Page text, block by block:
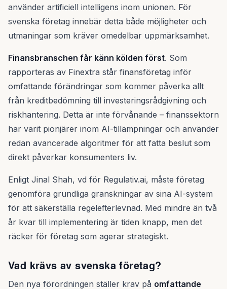
använder artificiell intelligens inom unionen. För
svenska företag innebär detta både möjligheter och
utmaningar som kräver omedelbar uppmärksamhet.
Finansbranschen får känn kölden först. Som
rapporteras av Finextra står finansföretag inför
omfattande förändringar som kommer påverka allt
från kreditbedömning till investeringsrådgivning och
riskhantering. Detta är inte förvånande – finanssektorn
har varit pionjärer inom AI-tillämpningar och använder
redan avancerade algoritmer för att fatta beslut som
direkt påverkar konsumenters liv.
Enligt Jinal Shah, vd för Regulativ.ai, måste företag
genomföra grundliga granskningar av sina AI-system
för att säkerställa regelefterlevnad. Med mindre än två
år kvar till implementering är tiden knapp, men det
räcker för företag som agerar strategiskt.
Vad krävs av svenska företag?
Den nya förordningen ställer krav på omfattande